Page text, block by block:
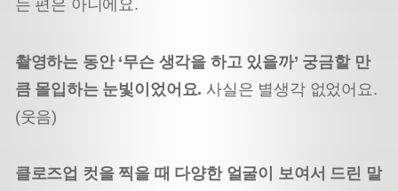
는 편은 아니에요.
촬영하는 동안 ‘무슨 생각을 하고 있을까’ 궁금할 만
큼 몰입하는 눈빛이었어요. 사실은 별생각 없었어요.
(웃음)
클로즈업 컷을 찍을 때 다양한 얼굴이 보여서 드린 말